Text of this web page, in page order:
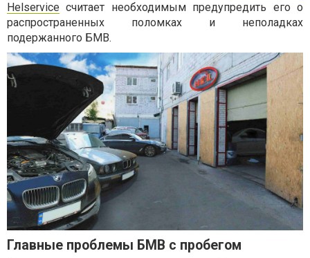
Helservice считает необходимым предупредить его о
распространенных поломках и неполадках
подержанного БМВ.
Главные проблемы БМВ с пробегом